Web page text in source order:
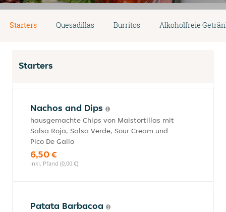
Starters Quesadillas Burritos Alkoholfreie
Starters
Nachos and Dips
hausgemachte Chips von Maistortillas mit
Salsa Roja, Salsa Verde, Sour Cream und
Pico De Gallo
6,50 €
inkl. Pfand (0,00 €)
Patata Barbacoa